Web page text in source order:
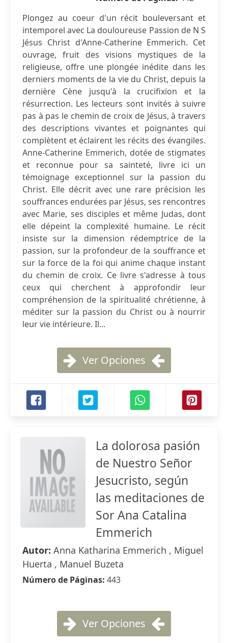
Plongez au coeur d'un récit bouleversant et
intemporel avec La douloureuse Passion de N S
Jésus Christ d'Anne-Catherine Emmerich. Cet
ouvrage, fruit des visions mystiques de la
religieuse, offre une plongée inédite dans les
derniers moments de la vie du Christ, depuis la
dernière Cène jusqu'à la crucifixion et la
résurrection. Les lecteurs sont invités à suivre
pas à pas le chemin de croix de Jésus, à travers
des descriptions vivantes et poignantes qui
complètent et éclairent les récits des évangiles.
Anne-Catherine Emmerich, dotée de stigmates
et reconnue pour sa sainteté, livre ici un
témoignage exceptionnel sur la passion du
Christ. Elle décrit avec une rare précision les
souffrances endurées par Jésus, ses rencontres
avec Marie, ses disciples et même Judas, dont
elle dépeint la complexité humaine. Le récit
insiste sur la dimension rédemptrice de la
passion, sur la profondeur de la souffrance et
sur la force de la foi qui anime chaque instant
du chemin de croix. Ce livre s'adresse à tous
ceux qui cherchent à approfondir leur
compréhension de la spiritualité chrétienne, à
méditer sur la passion du Christ ou à nourrir
leur vie intérieure. Il...
Ver Opciones
La dolorosa pasión
de Nuestro Señor
Jesucristo, según
las meditaciones de
Sor Ana Catalina
Emmerich
Autor: Anna Katharina Emmerich , Miguel
Huerta , Manuel Buzeta
Número de Páginas: 443
Ver Opciones